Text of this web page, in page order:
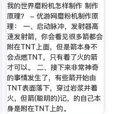
我的世界磨粉机怎样制作 制作
原理？ - 优游网磨粉机制作原
理： 一、启动脉冲，发射器高
速发射箭，你会看见很多箭都会
附在TNT上面，但是箭本身不
会点燃TNT，只有着了火的箭
才可以。 二、接下来非常神奇
的事情发生了，有些箭开始由
TNT表面落下，穿过岩浆并着
火，但箭(聪明的)记，的自己本
身是附在TNT上的。